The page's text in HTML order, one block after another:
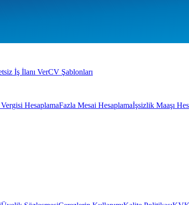
İş İlanı VerCV Şablonları
HesaplamaFazla Mesai Hesaplamaİşsizlik Maaşı